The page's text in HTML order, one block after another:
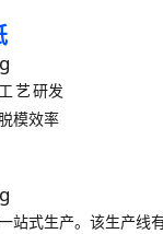
艺研发
模效率
站式生产。该生产